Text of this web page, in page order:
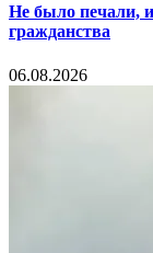
Не было печали,
гражданства
06.08.2026